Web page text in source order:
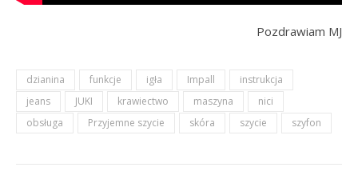
Pozdrawiam MJ
dzianina funkcje igła Impall
instrukcja
jeans
JUKI krawiectwo maszyna
nici
obsługa
Przyjemne szycie skóra szycie szyfon